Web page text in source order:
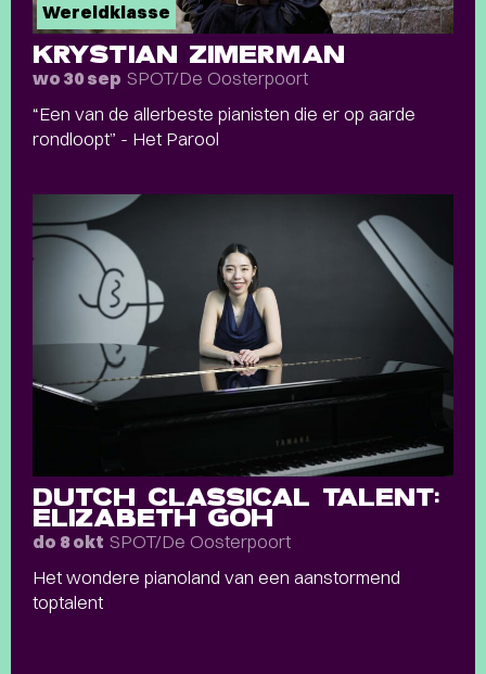
Wereldklasse
KRYSTIAN ZIMERMAN
wo 30 sep SPOT/De Oosterpoort
“Een van de allerbeste pianisten die er op aarde
rondloopt” - Het Parool
DUTCH CLASSICAL TALENT:
ELIZABETH GOH
do 8 okt SPOT/De Oosterpoort
Het wondere pianoland van een aanstormend
toptalent